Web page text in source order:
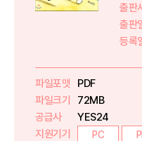
출판
출판
등록
파일포맷
PDF
파일크기
72MB
공급사
YES24
지원기기
PC